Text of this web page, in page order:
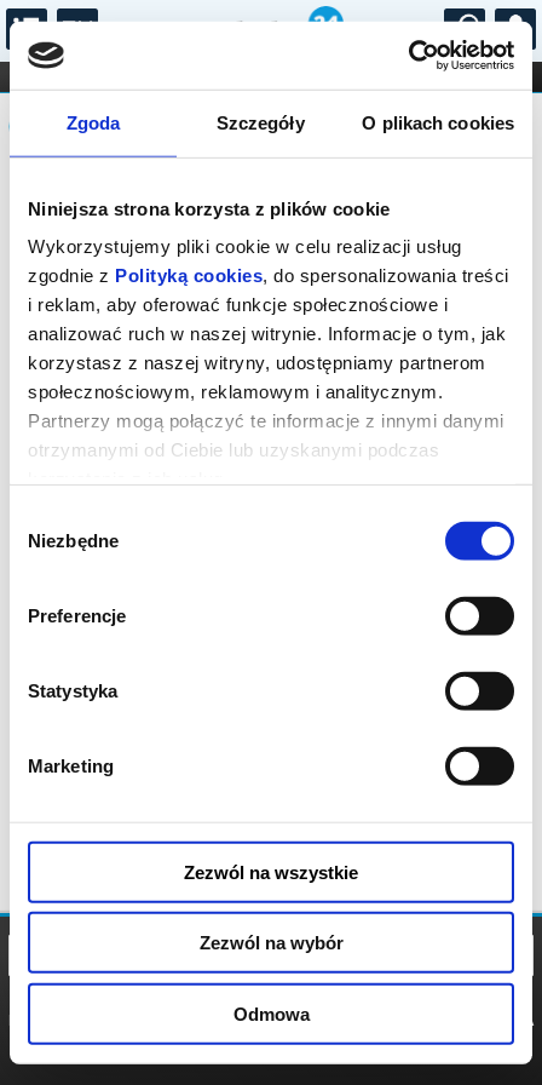
Zgoda Szczegóły O plikach cookies
Niniejsza strona korzysta z plików cookie
Wykorzystujemy pliki cookie w celu realizacji usług
zgodnie z Polityką cookies, do spersonalizowania treści
i reklam, aby oferować funkcje społecznościowe i
analizować ruch w naszej witrynie. Informacje o tym, jak
korzystasz z naszej witryny, udostępniamy partnerom
społecznościowym, reklamowym i analitycznym.
Partnerzy mogą połączyć te informacje z innymi danymi
otrzymanymi od Ciebie lub uzyskanymi podczas
zgody
Niezbędne
Preferencje
Statystyka
Marketing
Zezwól na wszystkie
Zezwól na wybór
Odmowa
...
FILHARMONIA OPERA I BALET
STAND-UP
DLA DZIECI
Komunikat
SPRZEDAŻ INTERNETOWA NA TO
WYDARZENIE JUŻ SIĘ ZAKOŃCZYŁA.
ZAPYTAJ W KASIE O DOSTĘPNE BILETY
NA TO WYDARZENIE
POLITYKA
POLITYKA